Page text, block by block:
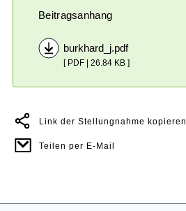
Beitragsanhang
burkhard_j.pdf
[ PDF | 26.84 KB ]
Link der Stellungnahme kopieren
Teilen per E-Mail